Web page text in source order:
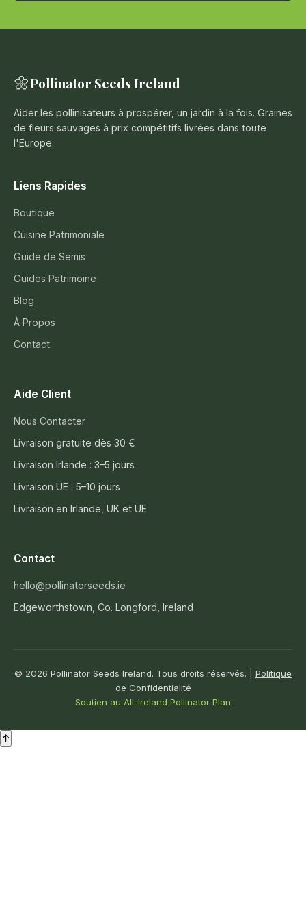
🌼Pollinator Seeds Ireland
Aider les pollinisateurs à prospérer, un jardin à la fois. Graines
de fleurs sauvages à prix compétitifs livrées dans toute
l'Europe.
Liens Rapides
Boutique
Cuisine Patrimoniale
Guide de Semis
Guides Patrimoine
Blog
À Propos
Contact
Aide Client
Nous Contacter
Livraison gratuite dès 30 €
Livraison Irlande : 3–5 jours
Livraison UE : 5–10 jours
Livraison en Irlande, UK et UE
Contact
hello@pollinatorseeds.ie
Edgeworthstown, Co. Longford, Ireland
© 2026 Pollinator Seeds Ireland. Tous droits réservés. | Politique
de Confidentialité
Soutien au All-Ireland Pollinator Plan
↑